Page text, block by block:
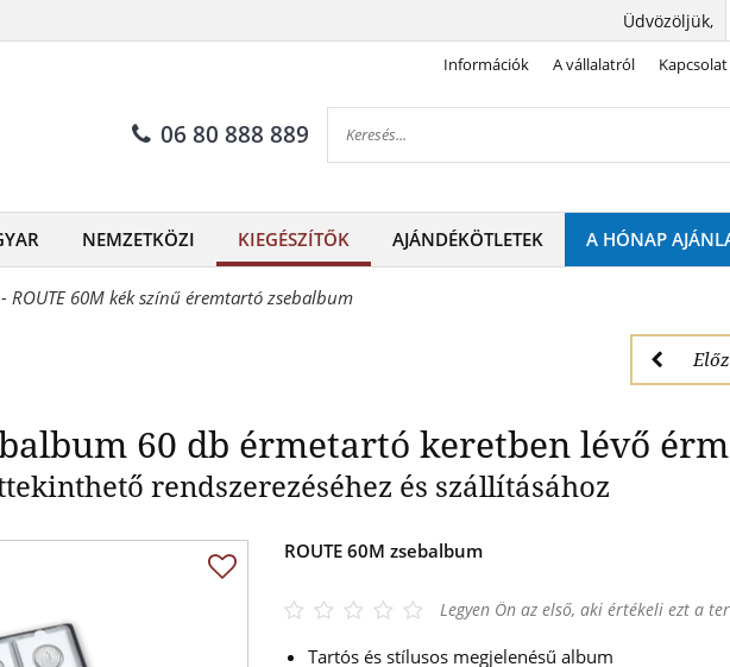
Üdvözöljük,
Információk A vállalatról Kapcsolat
06 80 888 889
NEMZETKÖZI KIEGÉSZÍTŐK AJÁNDÉKÖTLETEK A HÓNAP
ROUTE 60M kék színű éremtartó zsebalbum
60 db érmetartó keretben lévő
rendszerezéséhez és szállításához
ROUTE 60M zsebalbum
Legyen Ön az első, aki értékeli ezt a
Tartós és stílusos megjelenésű album
60 db érmetartó keretben